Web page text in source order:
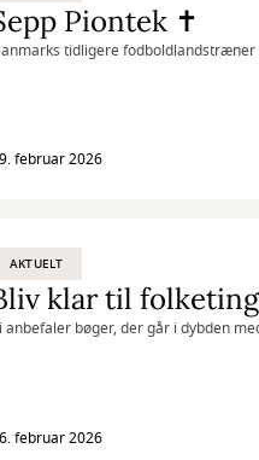
Piontek ✝
tidligere fodboldlandstræner
februar 2026
AKTUELT
klar til
anbefaler bøger, der går i dybden
februar 2026